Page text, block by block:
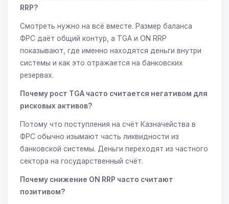
RRP?
Смотреть нужно на всё вместе. Размер баланса
ФРС даёт общий контур, а TGA и ON RRP
показывают, где именно находятся деньги внутри
системы и как это отражается на банковских
резервах.
Почему рост TGA часто считается негативом для
рисковых активов?
Потому что поступления на счёт Казначейства в
ФРС обычно изымают часть ликвидности из
банковской системы. Деньги переходят из частного
сектора на государственный счёт.
Почему снижение ON RRP часто считают
позитивом?